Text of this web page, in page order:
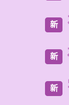
新
新
新